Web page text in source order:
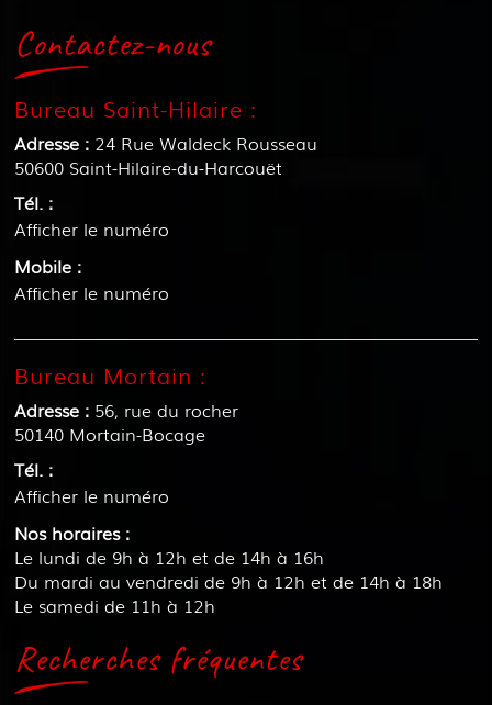
Contactez-nous
Bureau Saint-Hilaire :
Adresse : 24 Rue Waldeck Rousseau
50600 Saint-Hilaire-du-Harcouët
Tél. :
Afficher le numéro
Mobile :
Afficher le numéro
Bureau Mortain :
Adresse : 56, rue du rocher
50140 Mortain-Bocage
Tél. :
Afficher le numéro
Nos horaires :
Le lundi de 9h à 12h et de 14h à 16h
Du mardi au vendredi de 9h à 12h et de 14h à 18h
Le samedi de 11h à 12h
Recherches fréquentes